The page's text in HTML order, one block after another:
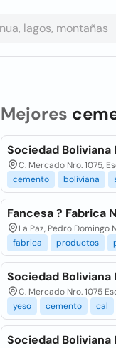
Mejores
Sociedad
C. Mercado Nro. 1075,
cemento
boliviana
Fancesa ? Fabrica
La Paz, Pedro Domingo
fabrica
productos
Sociedad Boliviana
C. Mercado Nro. 1075
yeso
cemento cal
Sociedad Boliviana